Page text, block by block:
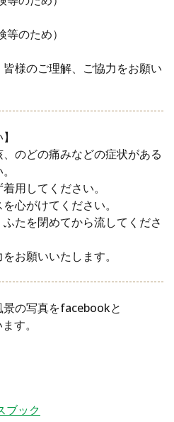
のため）
様のご理解、ご協力をお願い
のどの痛みなどの症状がある
用してください。
心がけてください。
たを閉めてから流してくださ
お願いいたします。
の写真をfacebookと
す。
ブック